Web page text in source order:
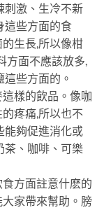
刺激、生冷不新
這些方面的食
生長,所以像柑
方面不應該放多,
些方面的。
樣的飲品。像咖
疼痛,所以也不
能夠促進消化或
茶、咖啡、可樂
方面註意什麽的
家帶來幫助。膀